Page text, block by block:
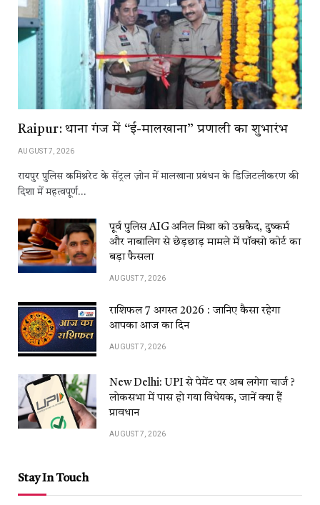
Raipur: थाना गंज में “ई-मालखाना” प्रणाली का शुभारंभ
AUGUST 7, 2026
रायपुर पुलिस कमिश्नरेट के सेंट्रल ज़ोन में मालखाना प्रबंधन के डिजिटलीकरण की
दिशा में महत्वपूर्ण…
पूर्व पुलिस AIG अनिल मिश्रा को उम्रकैद, दुष्कर्म
और नाबालिग से छेड़छाड़ मामले में पॉक्सो कोर्ट का
बड़ा फैसला
AUGUST 7, 2026
राशिफल 7 अगस्त 2026 : जानिए कैसा रहेगा
आपका आज का दिन
AUGUST 7, 2026
New Delhi: UPI से पेमेंट पर अब लगेगा चार्ज ?
लोकसभा में पास हो गया विधेयक, जानें क्या हैं
प्रावधान
AUGUST 7, 2026
Stay In Touch